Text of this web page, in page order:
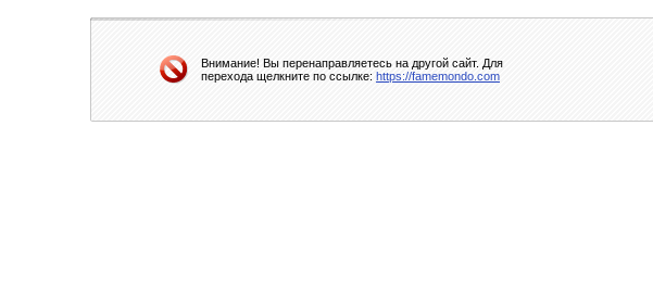
Внимание! Вы перенаправляетесь на другой сайт. Для
перехода щелкните по ссылке: https://famemondo.com